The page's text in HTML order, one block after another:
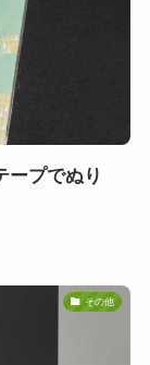
ープでぬり
その他